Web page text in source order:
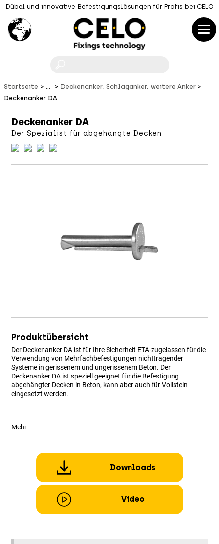
Dübel und innovative Befestigungslösungen für Profis bei CELO
Startseite ...
Deckenanker, Schlaganker, weitere Anker
Deckenanker DA
Deckenanker DA
Der Spezialist für abgehängte Decken
Produktübersicht
Der Deckenanker DA ist für Ihre Sicherheit ETA-zugelassen für die
Verwendung von Mehrfachbefestigungen nichttragender
Systeme in gerissenem und ungerissenem Beton. Der
Deckenanker DA ist speziell geeignet für die Befestigung
abgehängter Decken in Beton, kann aber auch für Vollstein
eingesetzt werden.
Mehr
Downloads
Video